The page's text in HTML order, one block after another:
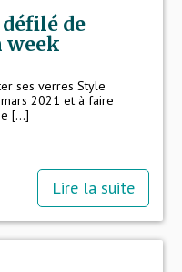
de
week
ses verres Style
2021 et à faire
[...]
Lire la suite